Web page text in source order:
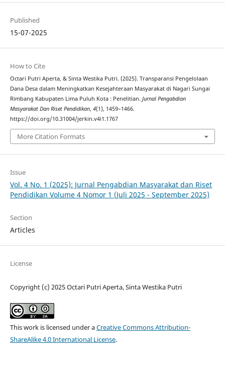
Published
15-07-2025
How to Cite
Octari Putri Aperta, & Sinta Westika Putri. (2025). Transparansi Pengelolaan
Dana Desa dalam Meningkatkan Kesejahteraan Masyarakat di Nagari Sungai
Rimbang Kabupaten Lima Puluh Kota : Penelitian. Jurnal Pengabdian
Masyarakat Dan Riset Pendidikan, 4(1), 1459–1466.
https://doi.org/10.31004/jerkin.v4i1.1767
More Citation Formats
Issue
Vol. 4 No. 1 (2025): Jurnal Pengabdian Masyarakat dan Riset
Pendidikan Volume 4 Nomor 1 (Juli 2025 - September 2025)
Section
Articles
License
Copyright (c) 2025 Octari Putri Aperta, Sinta Westika Putri
This work is licensed under aCreative Commons Attribution-
ShareAlike 4.0 International License.